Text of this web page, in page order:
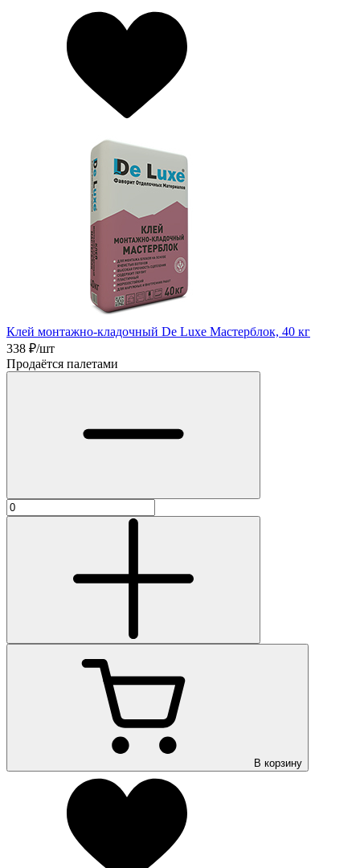
Клей монтажно-кладочный De Luxe Мастерблок, 40 кг
338 ₽/шт
Продаётся палетами
В корзину